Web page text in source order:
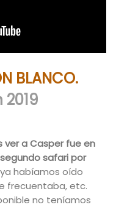
BLANCO.
ver a Casper fue en
segundo safari por
habíamos oído
frecuentaba, etc.
no teníamos